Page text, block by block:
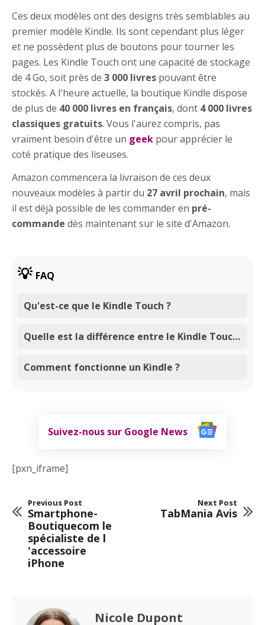
Ces deux modèles ont des designs très semblables au
premier modèle Kindle. Ils sont cependant plus léger
et ne possèdent plus de boutons pour tourner les
pages. Les Kindle Touch ont une capacité de stockage
de 4 Go, soit près de 3 000 livres pouvant être
stockés. A l'heure actuelle, la boutique Kindle dispose
de plus de 40 000 livres en français, dont 4 000 livres
classiques gratuits. Vous l'aurez compris, pas
vraiment besoin d'être un geek pour apprécier le
coté pratique des liseuses.
Amazon commencera la livraison de ces deux
nouveaux modèles à partir du 27 avril prochain, mais
il est déjà possible de les commander en pré-
commande dès maintenant sur le site d'Amazon.
FAQ
Qu'est-ce que le Kindle Touch ?
Quelle est la différence entre le Kindle Touch et le Paperwhite ?
Comment fonctionne un Kindle ?
Suivez-nous sur Google News
[pxn_iframe]
Previous Post
Smartphone-
Boutiquecom le
spécialiste de l
'accessoire
iPhone
Next Post
TabMania Avis
Nicole Dupont